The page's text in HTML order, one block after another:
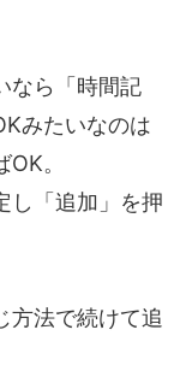
なら「時間記
みたいなのは
。
し「追加」を押
方法で続けて追